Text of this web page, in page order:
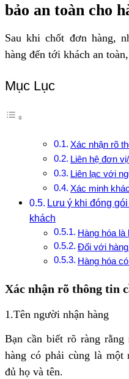
bảo an toàn cho
Sau khi chốt đơn hàng,
hàng đến tới khách an
Mục Lục
Xác nhận rõ
Liên hệ đơn
Liên lạc với
Xác minh
Lưu ý khi đóng
khách
Hàng hóa là
Đối với
Hàng hóa
Xác nhận rõ thông tin
1.Tên người nhận hàng
Bạn cần biết rõ ràng
hàng có phải cùng là
đủ họ và tên.